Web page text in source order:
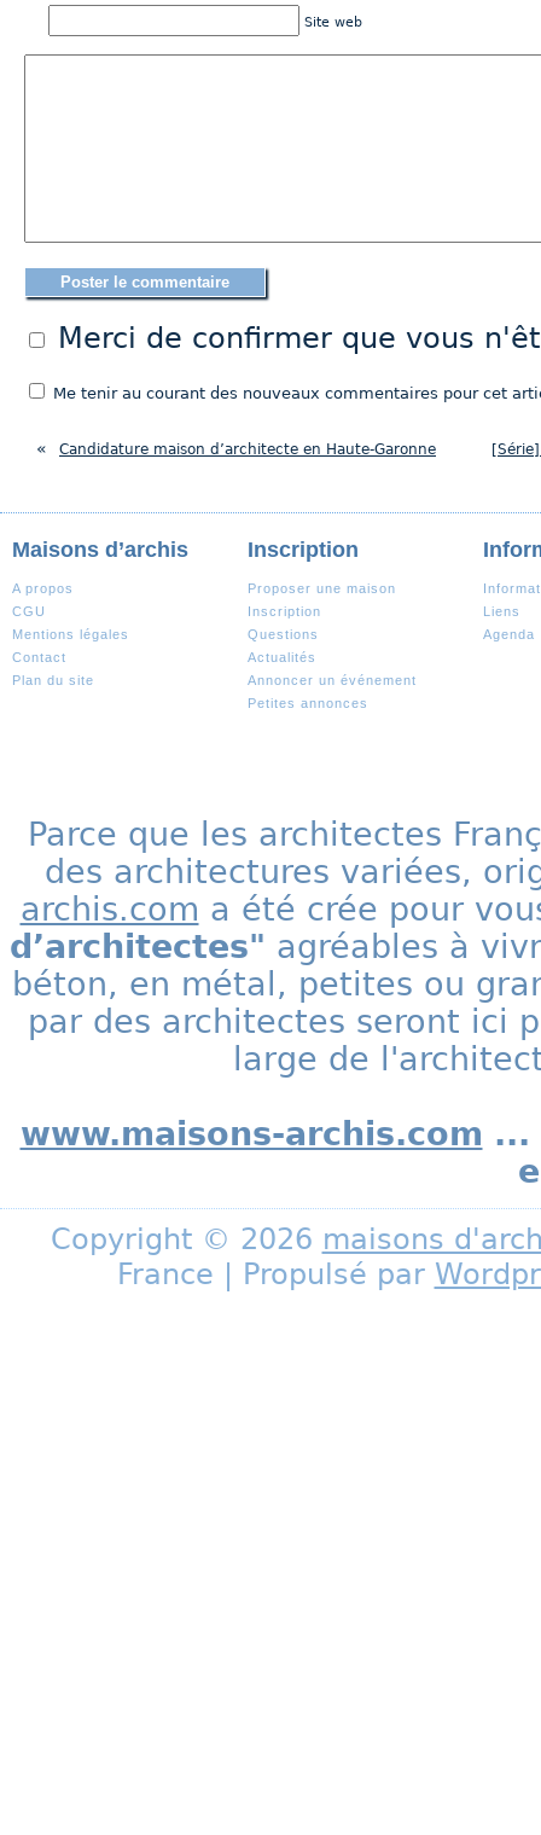
Site web
Merci de confirmer que vous
Me tenir au courant des nouveaux commentaires pour cet
« Candidature maison d’architecte en Haute-Garonne
Maisons d’archis
A propos
CGU
Mentions légales
Contact
Plan du site
Inscription
Proposer une maison
Inscription
Questions
Actualités
Annoncer un événement
Petites annonces
Liens
Agenda
Parce que les architectes
des architectures variées,
archis.com a été crée pour
d’architectes" agréables à
béton, en métal, petites ou
par des architectes seront ici
large de
www.maisons-archis.com ...
Copyright © 2026 maisons
France | Propulsé par